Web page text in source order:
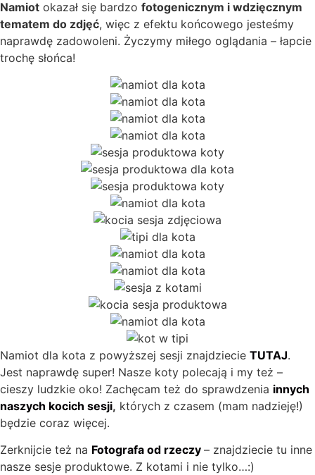
Namiot okazał się bardzo fotogenicznym i wdzięcznym
tematem do zdjęć, więc z efektu końcowego jesteśmy
naprawdę zadowoleni. Życzymy miłego oglądania – łapcie
trochę słońca!
Namiot dla kota z powyższej sesji znajdziecie TUTAJ.
Jest naprawdę super! Nasze koty polecają i my też –
cieszy ludzkie oko! Zachęcam też do sprawdzenia innych
naszych kocich sesji, których z czasem (mam nadzieję!)
będzie coraz więcej.
Zerknijcie też na Fotografa od rzeczy – znajdziecie tu inne
nasze sesje produktowe. Z kotami i nie tylko…:)